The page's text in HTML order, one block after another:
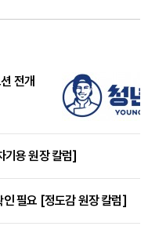
전개
기용 원장 칼럼]
인 필요 [정도감 원장 칼럼]